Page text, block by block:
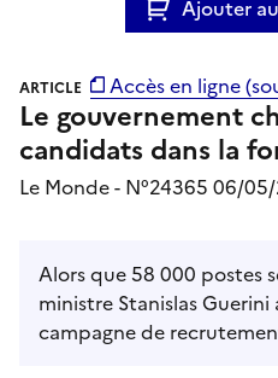
Ajouter
Accès en ligne
ARTICLE
Le gouvernement
candidats dans la
Le Monde - N°24365 06/
Alors que 58 000 postes
ministre Stanislas
campagne de